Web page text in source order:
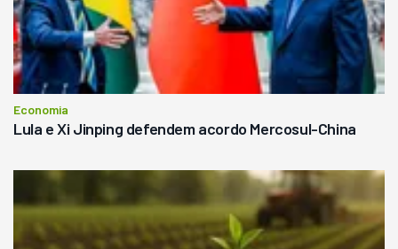
Economia
Lula e Xi Jinping defendem acordo Mercosul-China